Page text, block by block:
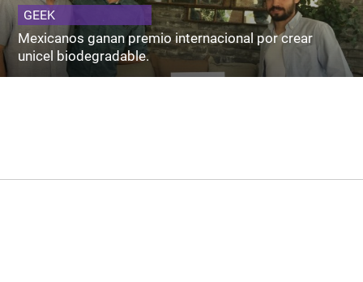
GEEK
Mexicanos ganan premio internacional por crear
unicel biodegradable.